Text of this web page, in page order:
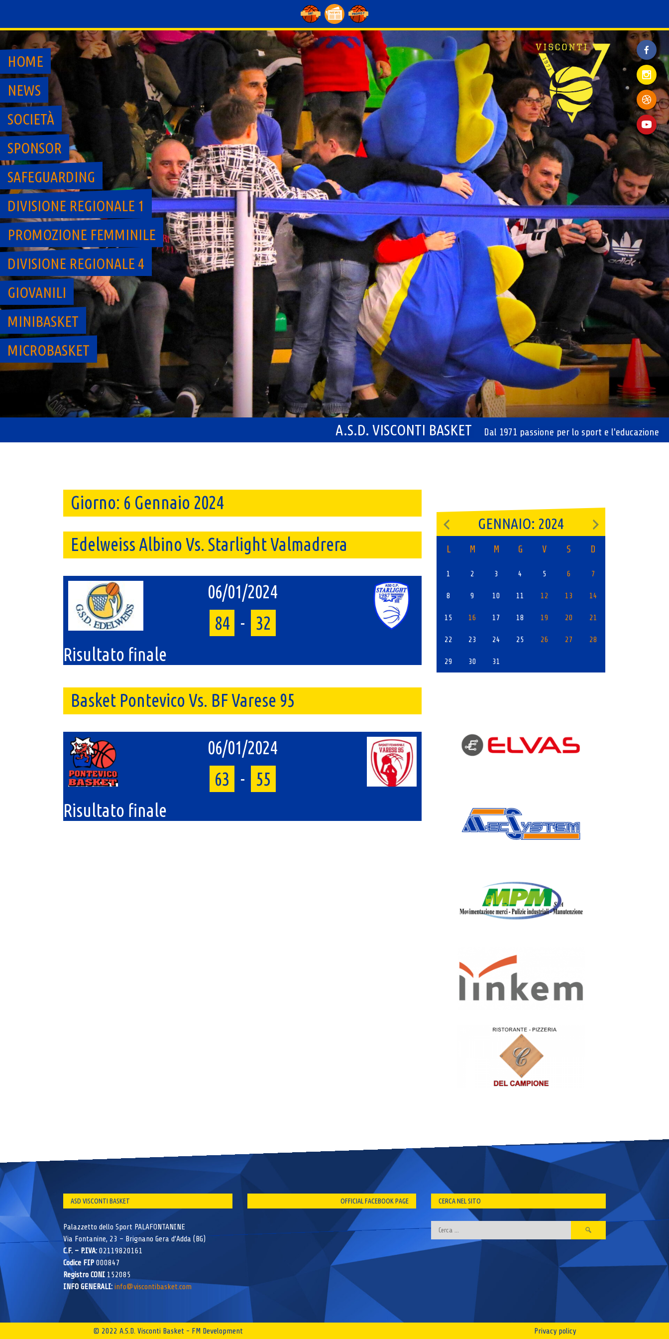
content
A.S.D. VISCONTI BASKET Dal 1971 passione per lo sport e l'educazione
HOME
NEWS
SOCIETÀ
SPONSOR
SAFEGUARDING
DIVISIONE REGIONALE 1
PROMOZIONE FEMMINILE
DIVISIONE REGIONALE 4
GIOVANILI
MINIBASKET
MICROBASKET
Giorno: 6 Gennaio 2024
Edelweiss Albino Vs. Starlight Valmadrera
06/01/2024
84 - 32
Risultato finale
Basket Pontevico Vs. BF Varese 95
06/01/2024
63
-
55
Risultato finale
GENNAIO: 2024
L M M G V S D
1 2 3 4 5 6 7
8 9 10 11 12 13 14
15 16 17 18 19 20 21
22 23 24 25 26 27 28
29 30 31
ASD VISCONTI BASKET
Palazzetto dello Sport PALAFONTANINE
Via Fontanine, 23 – Brignano Gera d’Adda (BG)
C.F. – P.IVA: 02119820161
Codice FIP 000847
Registro CONI 152085
INFO GENERALI: info@viscontibasket.com
OFFICIAL FACEBOOK PAGE CERCA NEL SITO
Ricerca
per:
© 2022 A.S.D. Visconti Basket - FM Development Privacy policy